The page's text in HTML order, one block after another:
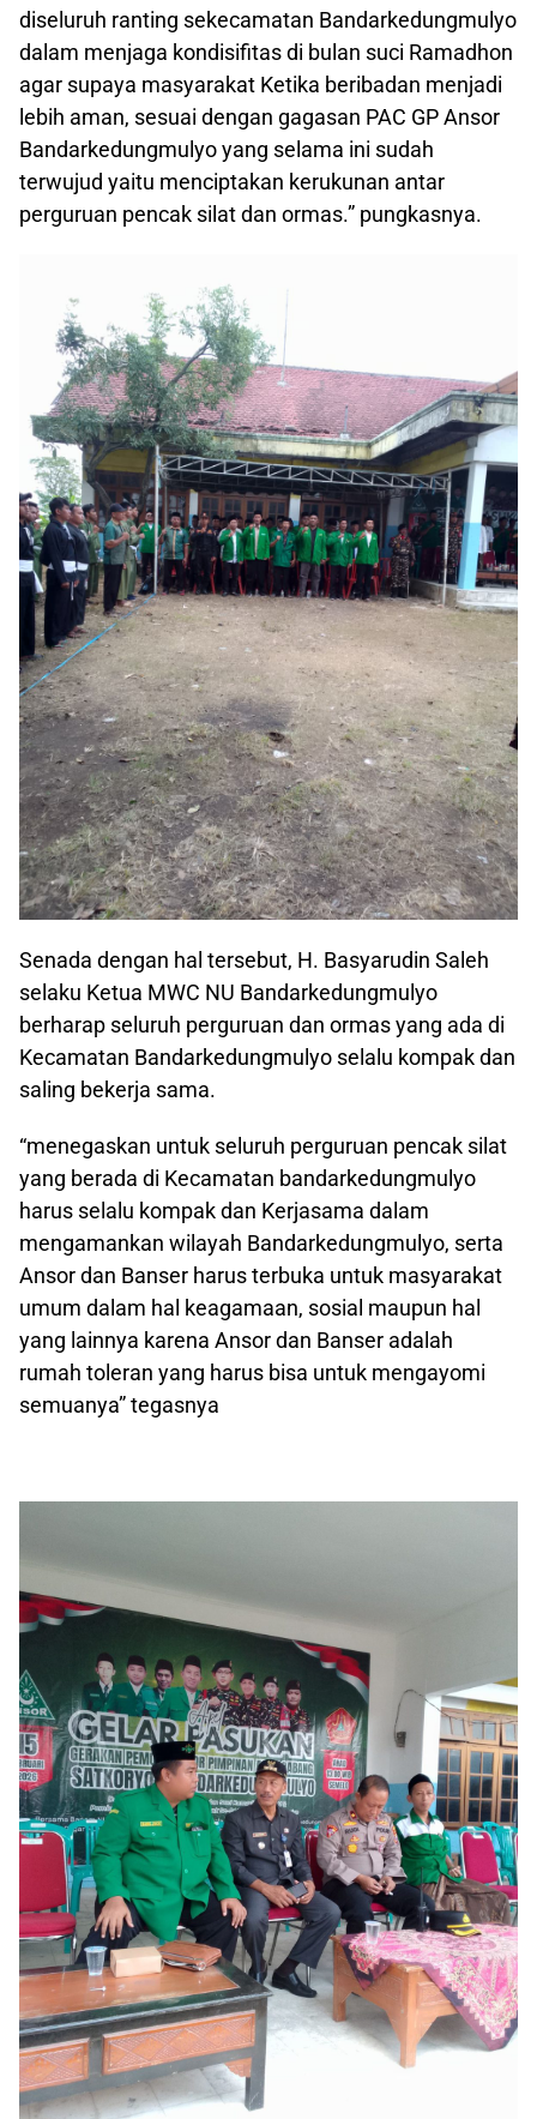
diseluruh ranting sekecamatan Bandarkedungmulyo
dalam menjaga kondisifitas di bulan suci Ramadhon
agar supaya masyarakat Ketika beribadan menjadi
lebih aman, sesuai dengan gagasan PAC GP Ansor
Bandarkedungmulyo yang selama ini sudah
terwujud yaitu menciptakan kerukunan antar
perguruan pencak silat dan ormas.” pungkasnya.
Senada dengan hal tersebut, H. Basyarudin Saleh
selaku Ketua MWC NU Bandarkedungmulyo
berharap seluruh perguruan dan ormas yang ada di
Kecamatan Bandarkedungmulyo selalu kompak dan
saling bekerja sama.
“menegaskan untuk seluruh perguruan pencak silat
yang berada di Kecamatan bandarkedungmulyo
harus selalu kompak dan Kerjasama dalam
mengamankan wilayah Bandarkedungmulyo, serta
Ansor dan Banser harus terbuka untuk masyarakat
umum dalam hal keagamaan, sosial maupun hal
yang lainnya karena Ansor dan Banser adalah
rumah toleran yang harus bisa untuk mengayomi
semuanya” tegasnya